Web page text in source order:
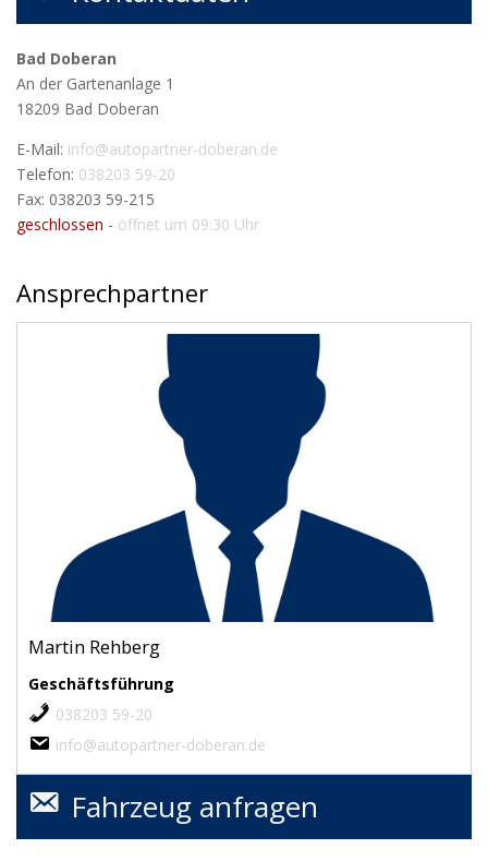
Bad Doberan
An der Gartenanlage 1
18209 Bad Doberan
E-Mail: info@autopartner-doberan.de
Telefon: 038203 59-20
Fax: 038203 59-215
geschlossen - öffnet um 09:30 Uhr
Ansprechpartner
Martin Rehberg
Geschäftsführung
038203 59-20
info@autopartner-doberan.de
Fahrzeug anfragen